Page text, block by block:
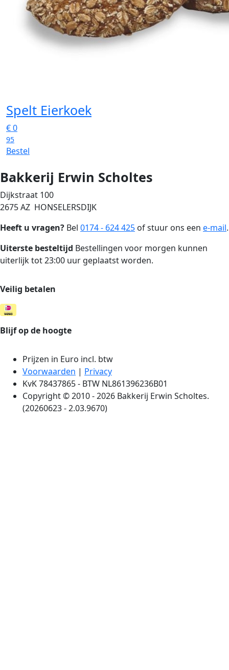
Spelt Eierkoek
€0
95
Bestel
Bakkerij Erwin Scholtes
Dijkstraat 100
2675 AZ HONSELERSDIJK
Heeft u vragen? Bel 0174 - 624 425 of stuur ons een e-mail.
Uiterste besteltijd Bestellingen voor morgen kunnen
uiterlijk tot 23:00 uur geplaatst worden.
Veilig betalen
Blijf op de hoogte
Prijzen in Euro incl. btw
Voorwaarden | Privacy
KvK 78437865 - BTW NL861396236B01
Copyright © 2010 - 2026 Bakkerij Erwin Scholtes.
(20260623 - 2.03.9670)